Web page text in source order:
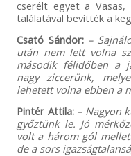
cserélt egyet a Vasas,
találatával bevitték a
Csató Sándor: –
után nem lett volna
második félidőben a
nagy ziccerünk,
lehetett volna ebben a
Pintér Attila: – Nagyon
győztünk le. Jó
volt a három gól
de a sors